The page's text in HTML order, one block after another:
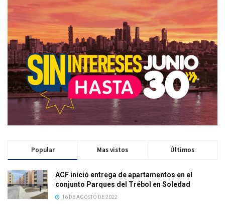
Popular Mas vistos Últimos
ACF inició entrega de apartamentos en el
conjunto Parques del Trébol en Soledad
16 DE AGOSTO DE 2022